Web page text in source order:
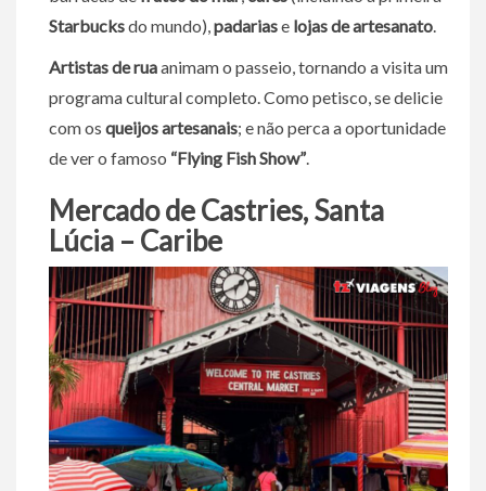
Starbucksdo mundo),padariase lojas de artesanato.
Artistas de ruaanimam o passeio, tornando a visita um
programa cultural completo. Como petisco, se delicie
com os queijos artesanais; e não perca a oportunidade
de ver o famoso “Flying Fish Show”.
Mercado de Castries, Santa
Lúcia – Caribe